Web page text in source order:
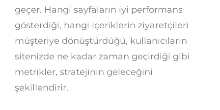
geçer. Hangi sayfaların iyi performans
gösterdiği, hangi içeriklerin ziyaretçileri
müşteriye dönüştürdüğü, kullanıcıların
sitenizde ne kadar zaman geçirdiği gibi
metrikler, stratejinin geleceğini
şekillendirir.